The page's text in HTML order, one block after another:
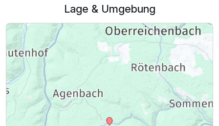
Lage & Umgebung